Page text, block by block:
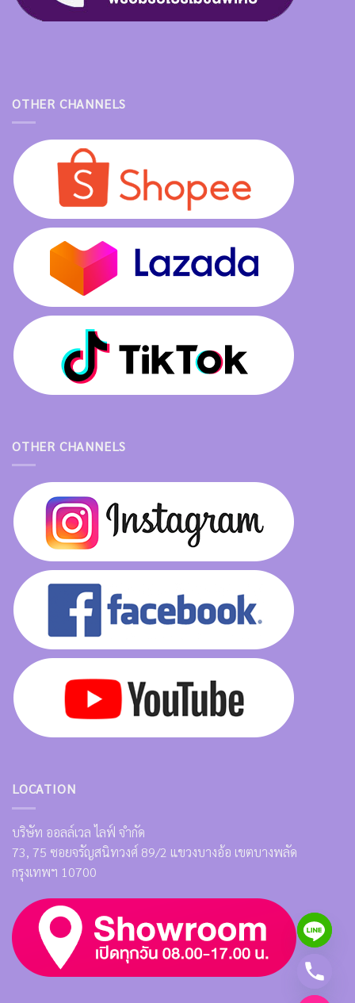
OTHER CHANNELS
OTHER CHANNELS
LOCATION
บริษัท ออลล์เวล ไลฟ์ จำกัด
73, 75 ซอยจรัญสนิทวงศ์ 89/2 แขวงบางอ้อ เขตบางพลัด
กรุงเทพฯ 10700